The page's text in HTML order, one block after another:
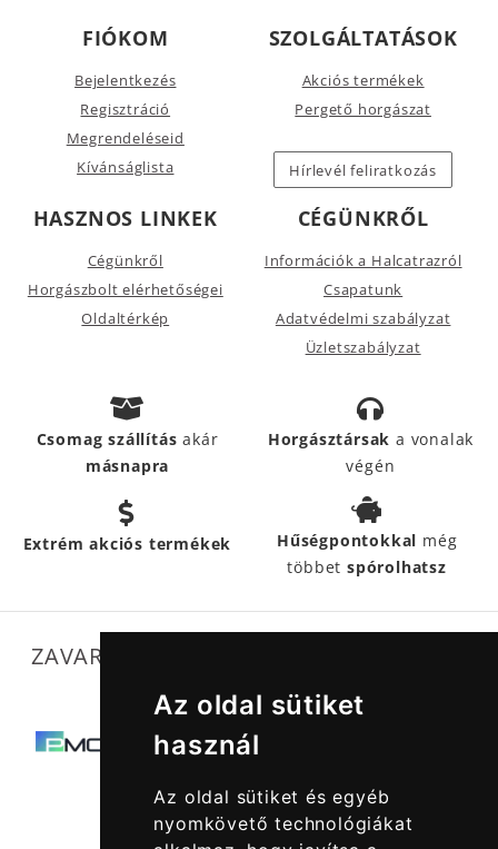
Az oldal sütiket
használ
Az oldal sütiket és egyéb
nyomkövető technológiákat
FIÓKOM
Bejelentkezés
Regisztráció
Megrendeléseid
Kívánságlista
SZOLGÁLTATÁSOK
Akciós termékek
Pergető horgászat
Hírlevél feliratkozás
HASZNOS LINKEK
Cégünkről
Horgászbolt elérhetőségei
Oldaltérkép
CÉGÜNKRŐL
Információk a Halcatrazról
Csapatunk
Adatvédelmi szabályzat
Üzletszabályzat
Csomag szállításakár
másnapra
Horgásztársak a vonalak
végén
Extrém akciós termékek Hűségpontokkal még
többetspórolhatsz
ZAVARTALAN MŰKÖDÉSÜNKET SEGÍTIK